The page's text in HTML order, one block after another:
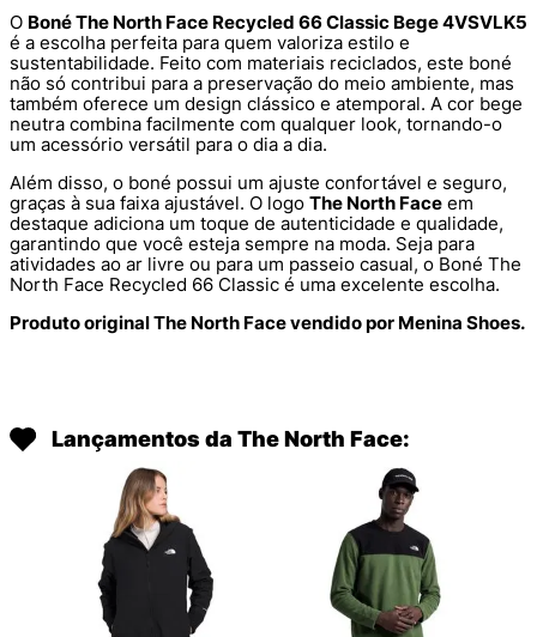
O Boné The North Face Recycled 66 Classic Bege 4VSVLK5
é a escolha perfeita para quem valoriza estilo e
sustentabilidade. Feito com materiais reciclados, este boné
não só contribui para a preservação do meio ambiente, mas
também oferece um design clássico e atemporal. A cor bege
neutra combina facilmente com qualquer look, tornando-o
um acessório versátil para o dia a dia.
Além disso, o boné possui um ajuste confortável e seguro,
graças à sua faixa ajustável. O logo The North Face em
destaque adiciona um toque de autenticidade e qualidade,
garantindo que você esteja sempre na moda. Seja para
atividades ao ar livre ou para um passeio casual, o Boné The
North Face Recycled 66 Classic é uma excelente escolha.
Produto original The North Face vendido por Menina Shoes.
Lançamentos da The North Face: